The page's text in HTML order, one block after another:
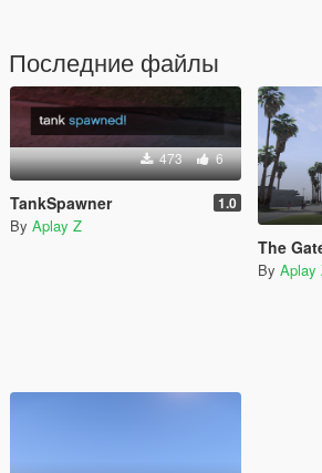
Последние файлы
473 6
TankSpawner 1.0
By Aplay Z
The
By Aplay